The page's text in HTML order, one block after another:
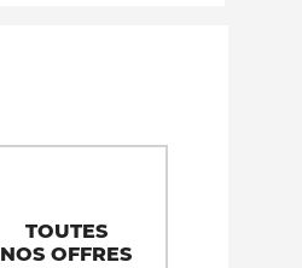
TOUTES
NOS OFFRES